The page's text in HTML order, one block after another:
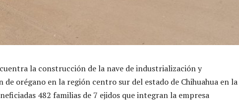
la construcción de la nave de industrialización y
de orégano en la región centro sur del estado de Chihuahua en la
482 familias de 7 ejidos que integran la empresa